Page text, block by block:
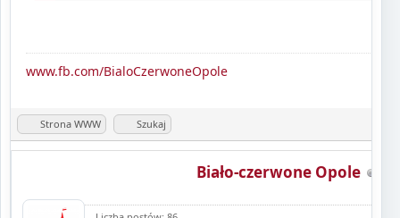
www.fb.com/BialoCzerwoneOpole
Strona WWW Szukaj
Biało-czerwone Opole